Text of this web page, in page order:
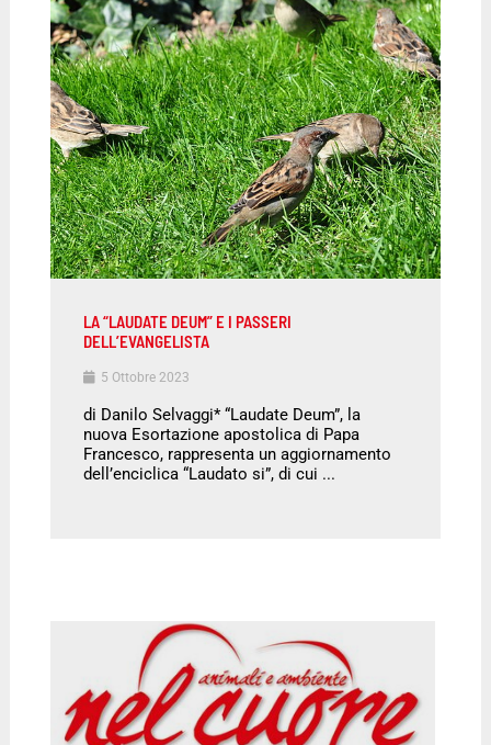
LA “LAUDATE DEUM” E I PASSERI
DELL’EVANGELISTA
5 Ottobre 2023
di Danilo Selvaggi* “Laudate Deum”, la
nuova Esortazione apostolica di Papa
Francesco, rappresenta un aggiornamento
dell’enciclica “Laudato si”, di cui ...